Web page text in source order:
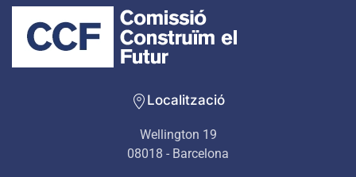
Localització
Wellington 19
08018 - Barcelona